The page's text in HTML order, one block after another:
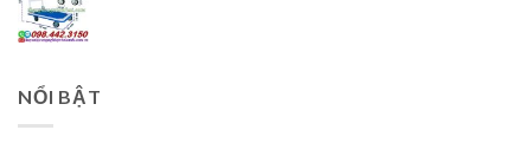
NỔI BẬT